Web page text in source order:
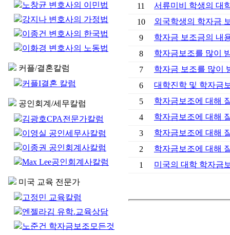
노창균 변호사의 이민법
강지나 변호사의 가정법
이종건 변호사의 한국법
이화경 변호사의 노동법
커플/결혼칼럼
커플I결혼 칼럼
공인회계/세무칼럼
김광호CPA전문가칼럼
이영실 공인세무사칼럼
이종권 공인회계사칼럼
Max Lee공인회계사칼럼
미국 교육 전문가
고정민 교육칼럼
엔젤라김 유학.교육상담
노준건 학자금보조모든것
11
서류미비 학생의 대
10
외국학생의 학자금
9
학자금 보조금의 내
8
학자금보조를 많이
7
학자금 보조를 많이
6
대학진학 및 학자금
5
학자금보조에 대해
4
학자금보조에 대해
3
학자금보조에 대해
2
학자금보조에 대해
1
미국의 대학 학자금